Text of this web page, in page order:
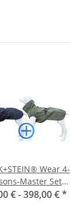
Wear 4-
Master Set
Green
€ -398,00 €*